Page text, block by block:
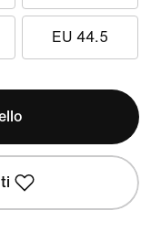
EU 44.5